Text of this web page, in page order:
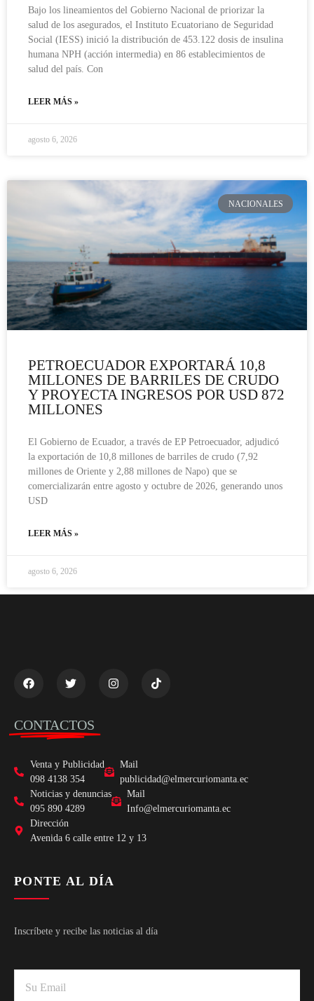
Bajo los lineamientos del Gobierno Nacional de priorizar la
salud de los asegurados, el Instituto Ecuatoriano de Seguridad
Social (IESS) inició la distribución de 453.122 dosis de insulina
humana NPH (acción intermedia) en 86 establecimientos de
salud del país. Con
LEER MÁS »
agosto 6, 2026
NACIONALES
PETROECUADOR EXPORTARÁ 10,8
MILLONES DE BARRILES DE CRUDO
Y PROYECTA INGRESOS POR USD 872
MILLONES
El Gobierno de Ecuador, a través de EP Petroecuador, adjudicó
la exportación de 10,8 millones de barriles de crudo (7,92
millones de Oriente y 2,88 millones de Napo) que se
comercializarán entre agosto y octubre de 2026, generando unos
USD
LEER MÁS »
agosto 6, 2026
CONTACTOS
Venta y Publicidad
098 4138 354
Mail
publicidad@elmercuriomanta.ec
Noticias y denuncias
095 890 4289
Mail
Info@elmercuriomanta.ec
Dirección
Avenida 6 calle entre 12 y 13
PONTE AL DÍA
Inscríbete y recibe las noticias al día